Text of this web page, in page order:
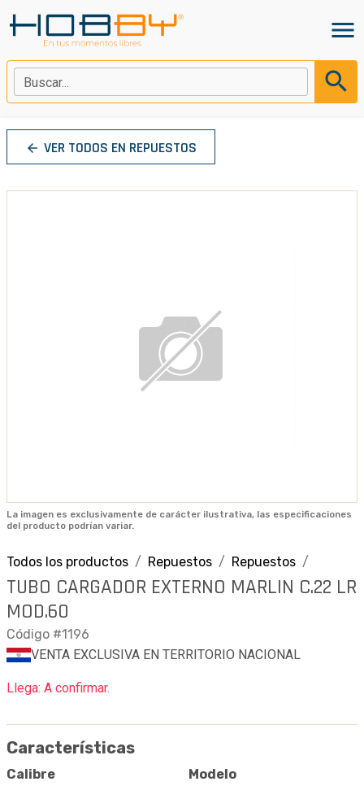
menu
Buscar... search
arrow_back VER TODOS EN REPUESTOS
La imagen es exclusivamente de carácter ilustrativa, las especificaciones
del producto podrían variar.
Todos los productos Repuestos Repuestos
TUBO CARGADOR EXTERNO MARLIN C.22 LR
MOD.60
Código #1196
VENTA EXCLUSIVA EN TERRITORIO NACIONAL
Llega: A confirmar.
Características
Calibre
Modelo